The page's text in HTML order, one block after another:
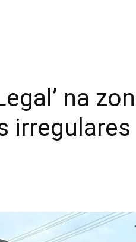
na
irregulares